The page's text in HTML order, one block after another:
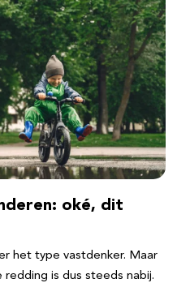
oké, dit
het type vastdenker. Maar
redding is dus steeds nabij.